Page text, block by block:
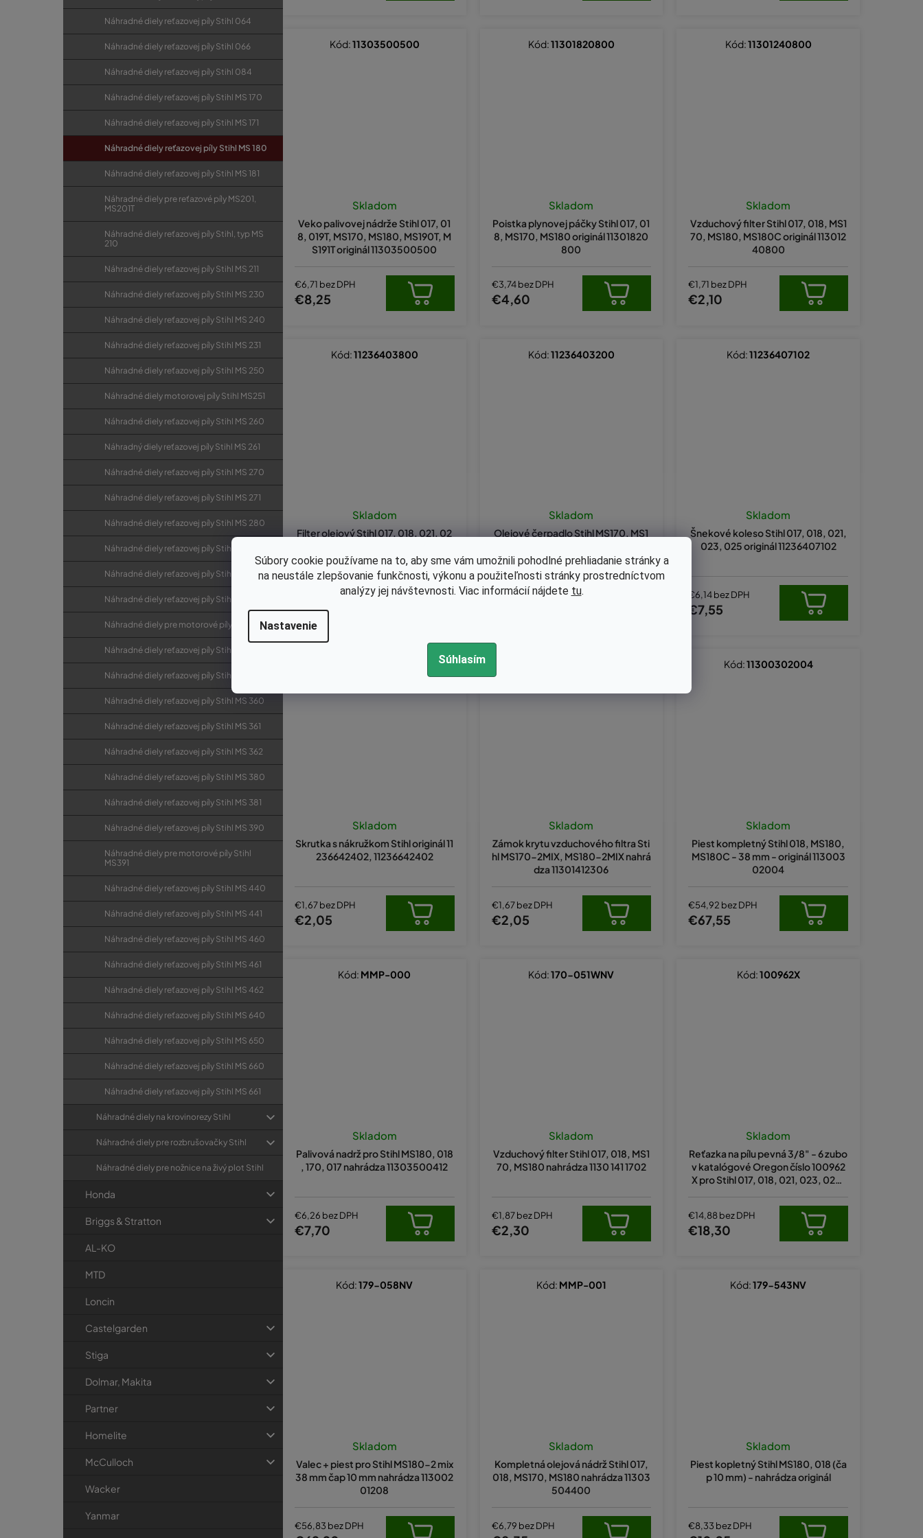
Súbory cookie používame na to, aby sme vám umožnili pohodlné prehliadanie stránky a
na neustále zlepšovanie funkčnosti, výkonu a použiteľnosti stránky prostredníctvom
analýzy jej návštevnosti. Viac informácií nájdete tu.
Nastavenie
Súhlasím
Náhradné diely reťazovej píly Stihl 064
Náhradné diely reťazovej píly Stihl 066
Náhradné diely reťazovej píly Stihl 084
Náhradné diely reťazovej píly Stihl MS 170
Náhradné diely reťazovej píly Stihl MS 171
Náhradné diely reťazovej píly Stihl MS 180
Náhradné diely reťazovej píly Stihl MS 181
Náhradné diely pre reťazové píly MS201,
MS201T
Náhradné diely reťazovej píly Stihl, typ MS
210
Náhradné diely reťazovej píly Stihl MS 211
Náhradné diely reťazovej píly Stihl MS 230
Náhradné diely reťazovej píly Stihl MS 240
Náhradné diely reťazovej píly Stihl MS 231
Náhradné diely reťazovej píly Stihl MS 250
Náhradné diely motorovej píly Stihl MS251
Náhradné diely reťazovej píly Stihl MS 260
Náhradný diely reťazovej píly Stihl MS 261
Náhradné diely reťazovej píly Stihl MS 270
Náhradné diely reťazovej píly Stihl MS 271
Náhradné diely reťazovej píly Stihl MS 280
Náhradné diely reťazovej píly Stihl MS 290
Náhradné diely reťazovej píly Stihl MS 291
Náhradné diely reťazovej píly Stihl MS 310
Náhradné diely pre motorové píly Stihl MS311
Náhradné diely reťazovej píly Stihl MS 340
Náhradné diely reťazovej píly Stihl MS 341
Náhradné diely reťazovej píly Stihl MS 360
Náhradné diely reťazovej píly Stihl MS 361
Náhradné diely reťazovej píly Stihl MS 362
Náhradné diely reťazovej píly Stihl MS 380
Náhradné diely reťazovej píly Stihl MS 381
Náhradné diely reťazovej píly Stihl MS 390
Náhradné diely pre motorové píly Stihl
MS391
Náhradné diely reťazovej píly Stihl MS 440
Náhradné diely reťazovej píly Stihl MS 441
Náhradné diely reťazovej píly Stihl MS 460
Náhradné diely reťazovej píly Stihl MS 461
Náhradné diely reťazovej píly Stihl MS 462
Náhradné diely reťazovej píly Stihl MS 640
Náhradné diely reťazovej píly Stihl MS 650
Náhradné diely reťazovej píly Stihl MS 660
Náhradné diely reťazovej píly Stihl MS 661
Náhradné diely na krovinorezy Stihl
Náhradné diely pre rozbrušovačky Stihl
Náhradné diely pre nožnice na živý plot Stihl
Honda
Briggs & Stratton
AL-KO
MTD
Loncin
Castelgarden
Stiga
Dolmar, Makita
Partner
Homelite
McCulloch
Wacker
Yanmar
Veko palivovej nádrže Stihl 017, 01
8, 019T, MS170, MS180, MS190T, M
S191T originál 11303500500
Skladom
€6,71 bez DPH
€8,25
Kód:11303500500
Poistka plynovej páčky Stihl 017, 01
8, MS170, MS180 originál 11301820
800
Skladom
€3,74 bez DPH
€4,60
Kód:11301820800
Vzduchový filter Stihl 017, 018, MS1
70, MS180, MS180C originál 113012
40800
Skladom
€1,71 bez DPH
€2,10
Kód:11301240800
Filter olejový Stihl 017, 018, 021, 02
6403800
Skladom
€4,43 bez DPH
€5,45
Kód:11236403800
Olejové čerpadlo Stihl MS170, MS1
Skladom
€21,87 bez DPH
Kód:11236403200
Šnekové koleso Stihl 017, 018, 021,
023, 025 originál 11236407102
Skladom
€6,14 bez DPH
€7,55
Kód:11236407102
Skrutka s nákružkom Stihl originál 11
236642402, 11236642402
Skladom
€1,67 bez DPH
€2,05
Zámok krytu vzduchového filtra Sti
hl MS170-2MIX, MS180-2MIX nahrá
dza 11301412306
Skladom
€1,67 bez DPH
€2,05
Piest kompletný Stihl 018, MS180,
MS180C - 38 mm - originál 113003
02004
Skladom
€54,92 bez DPH
€67,55
Kód:11300302004
Palivová nadrž pro Stihl MS180, 018
, 170, 017 nahrádza 11303500412
Skladom
€6,26 bez DPH
€7,70
Kód: MMP-000
Vzduchový filter Stihl 017, 018, MS1
70, MS180 nahrádza 1130 141 1702
Skladom
€1,87 bez DPH
€2,30
Kód:170-051WNV
Reťazka na pílu pevná 3/8" - 6 zubo
v katalógové Oregon číslo 100962
X pro Stihl 017, 018, 021, 023, 025,
Skladom
€14,88 bez DPH
€18,30
Kód:100962X
Valec + piest pro Stihl MS180-2 mix
38 mm čap 10 mm nahrádza 113002
01208
Skladom
€56,83 bez DPH
Kód:179-058NV
Kompletná olejová nádrž Stihl 017,
018, MS170, MS180 nahrádza 11303
504400
Skladom
€6,79 bez DPH
Kód: MMP-001
Piest kopletný Stihl MS180, 018 (ča
p 10 mm) - nahrádza originál
Skladom
€8,33 bez DPH
Kód:179-543NV